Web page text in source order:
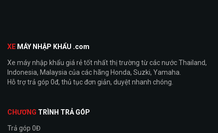
XE MÁY NHẬP KHẨU .com
Xe máy nhập khẩu giá rẻ tốt nhất thị trường từ các nước Thailand,
Indonesia, Malaysia của các hãng Honda, Suzki, Yamaha.
Hỗ trợ trả góp 0đ, thủ tục đơn giản, duyệt nhanh chóng.
CHƯƠNG TRÌNH TRẢ GÓP
Trả góp 0Đ